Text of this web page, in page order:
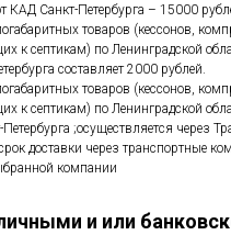
КАД Санкт-Петербурга – 15000
товаров (кессонов,
к септикам) по Ленинградской
составляет 2000 рублей.
товаров (кессонов,
к септикам) по Ленинградской
;осуществляется через
доставки через транспортные
компании
и или